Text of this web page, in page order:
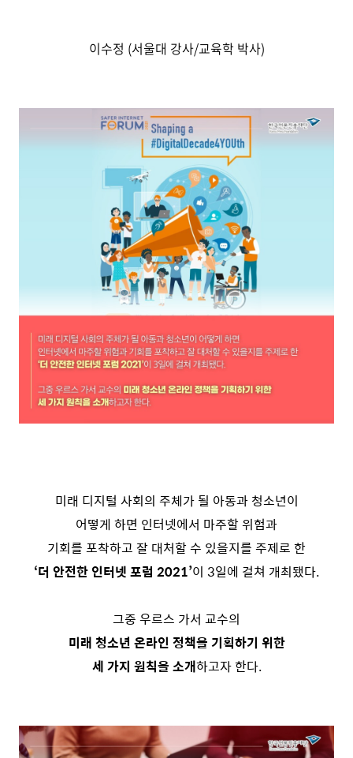
이수정 (서울대 강사/교육학 박사)
미래 디지털 사회의 주체가 될 아동과 청소년이
어떻게 하면 인터넷에서 마주할 위험과
기회를 포착하고 잘 대처할 수 있을지를 주제로 한
‘더 안전한 인터넷 포럼 2021’이 3일에 걸쳐 개최됐다.
그중 우르스 가서 교수의
미래 청소년 온라인 정책을 기획하기 위한
세 가지 원칙을 소개하고자 한다.